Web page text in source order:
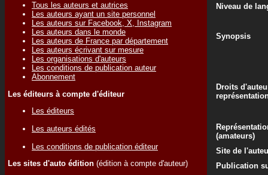
Tous les auteurs et autrices
Les auteurs ayant un site personnel
Les auteurs sur Facebook, X, Instagram
Les auteurs dans le monde
Les auteurs de France par département
Les auteurs écrivant sur mesure
Les organisations d'auteurs
Les conditions de publication auteur
Abonnement
Les éditeurs à compte d'éditeur
Les éditeurs
Les auteurs édités
Les conditions de publication éditeur
Les sites d'auto édition (édition à compte d'auteur)
Niveau de
Synopsis
Droits
(amateurs)
Site de
Publication